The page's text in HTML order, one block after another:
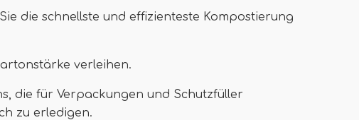
die schnellste und effizienteste Kompostierung
verleihen.
die für Verpackungen und Schutzfüller
zu erledigen.